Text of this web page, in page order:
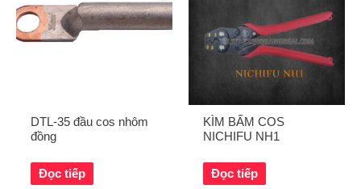
DTL-35 đầu cos nhôm
đồng
Đọc tiếp
KÌM BẤM COS
NICHIFU NH1
Đọc tiếp